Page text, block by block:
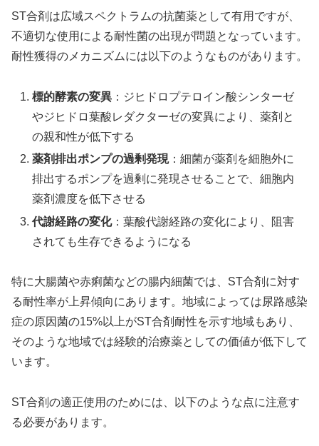
ST合剤は広域スペクトラムの抗菌薬として有用ですが、
不適切な使用による耐性菌の出現が問題となっています。
耐性獲得のメカニズムには以下のようなものがあります。
標的酵素の変異 ：ジヒドロプテロイン酸シンターゼ
やジヒドロ葉酸レダクターゼの変異により、薬剤と
の親和性が低下する
薬剤排出ポンプの過剰発現：細菌が薬剤を細胞外に
排出するポンプを過剰に発現させることで、細胞内
薬剤濃度を低下させる
代謝経路の変化：葉酸代謝経路の変化により、阻害
されても生存できるようになる
特に大腸菌や赤痢菌などの腸内細菌では、ST合剤に対す
る耐性率が上昇傾向にあります。地域によっては尿路感染
症の原因菌の15%以上がST合剤耐性を示す地域もあり、
そのような地域では経験的治療薬としての価値が低下して
います。
ST合剤の適正使用のためには、以下のような点に注意す
る必要があります。